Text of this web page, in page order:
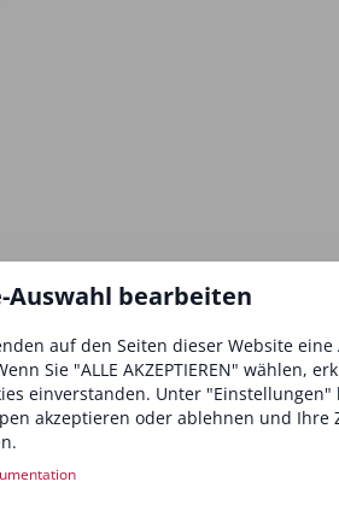
Auswahl bearbeiten
auf den Seiten dieser Website
Sie "ALLE AKZEPTIEREN" wählen,
einverstanden. Unter
akzeptieren oder ablehnen und